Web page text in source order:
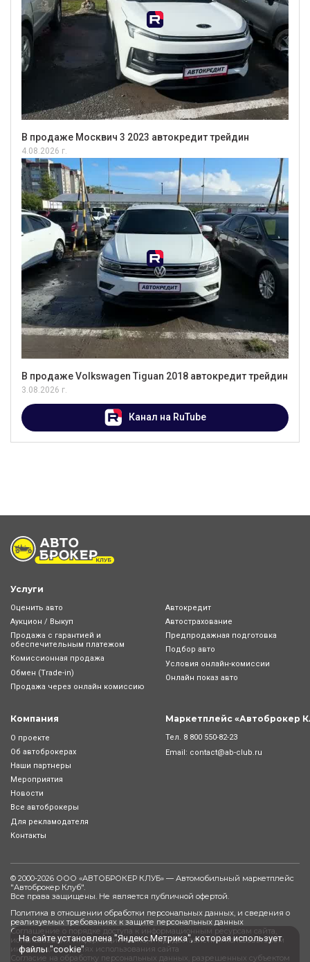
На сайте установлена "Яндекс.Метрика", которая использует
файлы "cookie"
В продаже Москвич 3 2023 автокредит трейдин
4.08.2026 г.
В продаже Volkswagen Tiguan 2018 автокредит трейдин
3.08.2026 г.
Канал на RuTube
Услуги
Оценить авто
Аукцион / Выкуп
Продажа с гарантией и
обеспечительным платежом
Комиссионная продажа
Обмен (Trade-in)
Продажа через онлайн комиссию
Автокредит
Автострахование
Предпродажная подготовка
Подбор авто
Условия онлайн-комиcсии
Онлайн показ авто
Компания
О проекте
Об автоброкерах
Наши партнеры
Мероприятия
Новости
Все автоброкеры
Для рекламодателя
Контакты
Маркетплейс «Автоброкер
Тел. 8 800 550-82-23
Email: contact@ab-club.ru
© 2000-2026 ООО «АВТОБРОКЕР КЛУБ» — Автомобильный маркетплейс
"Автоброкер Клуб".
Все права защищены. Не является публичной офертой.
Политика в отношении обработки персональных данных, и сведения о
реализуемых требованиях к защите персональных данных
Соглашение о порядке доступа к информационным ресурсам сайта,
использования информации сайта, и предоставления пользователем
информации в целях использования сайта
Согласие на обработку персональных данных, разрешенных субъектом